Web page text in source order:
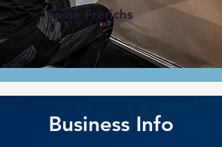
Lasse Frerichs
Business Info